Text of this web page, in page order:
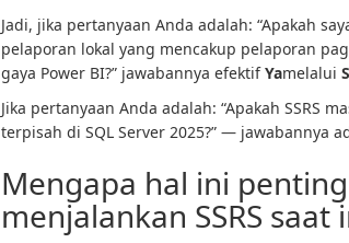
Jadi, jika pertanyaan Anda adalah: “Apakah
pelaporan lokal yang mencakup pelaporan
gaya Power BI?” jawabannya efektifYamelalui
Jika pertanyaan Anda adalah: “Apakah SSRS
terpisah di SQL Server 2025?” — jawabannya
Mengapa hal ini
menjalankan SSRS saat